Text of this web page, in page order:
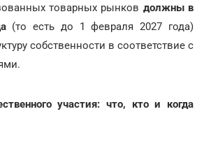
товарных рынков должны в
(то есть до 1 февраля 2027 года)
собственности в соответствие с
участия: что, кто и когда